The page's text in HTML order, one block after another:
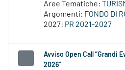
Aree Tematiche:
Argomenti: FONDO DI
2027: PR 2021-2027
Avviso Open Call “Grandi
2026”